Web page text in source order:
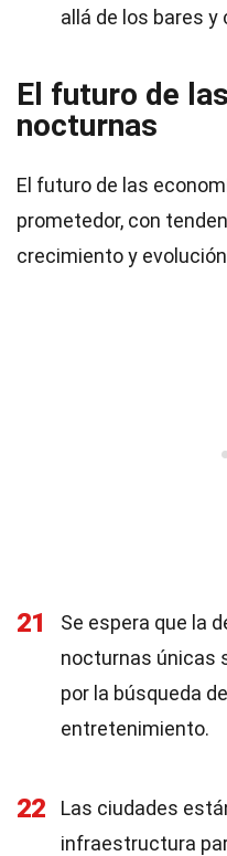
allá de los bares y
El futuro de
nocturnas
El futuro de las
prometedor, con
crecimiento y
21
Se espera que la
nocturnas únicas
por la búsqueda
entretenimiento.
22
Las ciudades
infraestructura